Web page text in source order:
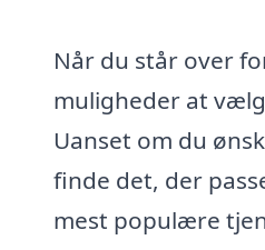
Når du står over
muligheder at
Uanset om du
finde det, der
mest populære